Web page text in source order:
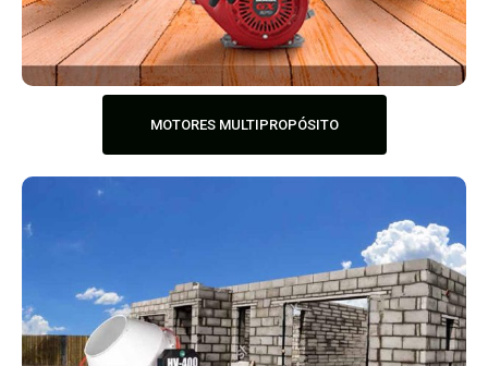
MOTORES MULTIPROPÓSITO